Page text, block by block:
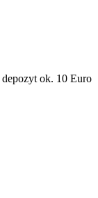
ok. 10 Euro